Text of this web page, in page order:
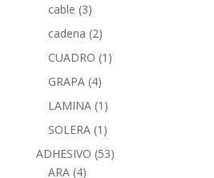
cable (3)
cadena (2)
CUADRO (1)
GRAPA (4)
LAMINA (1)
SOLERA (1)
ADHESIVO (53)
ARA (4)